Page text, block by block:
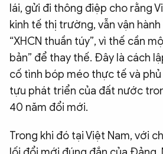
lái, gửi đi thông điệp cho rằng
kinh tế thị trường, vẫn vận
“XHCN thuần túy”, vì thế cần
bản” để thay thế. Đây là cách
cố tình bóp méo thực tế và
tựu phát triển của đất nước
40 năm đổi mới.
Trong khi đó tại Việt Nam, với